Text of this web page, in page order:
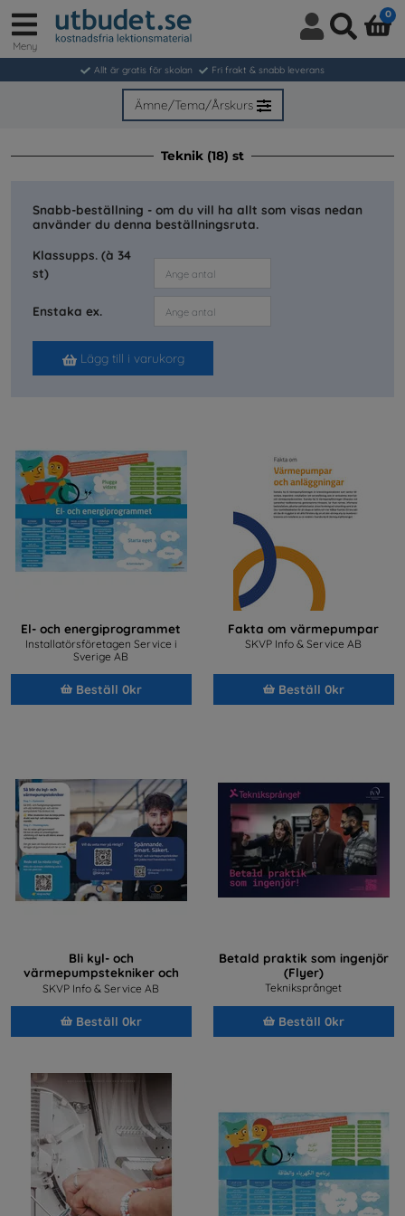
in
/
Meny
0
Allt är gratis för skolan Fri frakt & snabb leverans
Ämne/Tema/Årskurs
Teknik (18) st
Snabb-beställning - om du vill ha allt som visas nedan
använder du denna beställningsruta.
Klassupps. (à 34
st)
Enstaka ex.
Lägg till i varukorg
El- och energiprogrammet
Installatörsföretagen Service i
Sverige AB
Beställ 0kr
Fakta om värmepumpar
SKVP Info & Service AB
Beställ 0kr
Bli kyl- och
värmepumpstekniker och
jobba med framtidens teknik
SKVP Info & Service AB
Beställ 0kr
Betald praktik som ingenjör
(Flyer)
Tekniksprånget
Beställ 0kr